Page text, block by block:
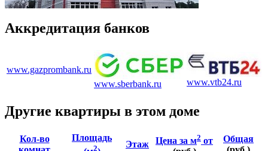
Аккредитация банков
www.gazprombank.ru
www.sberbank.ru
www.vtb24.ru
Другие квартиры в этом доме
Кол-во
Площадь
2 Этаж Цена за м2 от
Общая